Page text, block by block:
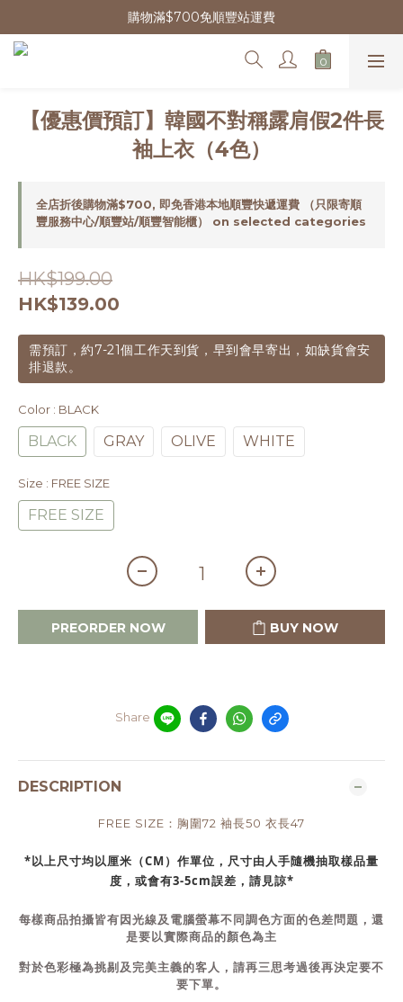
購物滿$700免順豐站運費
【優惠價預訂】韓國不對稱露肩假2件長
袖上衣（4色）
全店折後購物滿$700, 即免香港本地順豐快遞運費 （只限寄順
豐服務中心/順豐站/順豐智能櫃） on selected categories
HK$199.00
HK$139.00
需預訂，約7-21個工作天到貨，早到會早寄出，如缺貨會安
排退款。
Color : BLACK
BLACK GRAY OLIVE WHITE
Size : FREE SIZE
FREE SIZE
PREORDER NOW BUY NOW
Share
DESCRIPTION
FREE SIZE：胸圍72 袖長50 衣長47
*以上尺寸均以厘米（CM）作單位，尺寸由人手隨機抽取樣品量
度，或會有3-5cm誤差，請見諒*
每樣商品拍攝皆有因光線及電腦螢幕不同調色方面的色差問題，還
是要以實際商品的顏色為主
對於色彩極為挑剔及完美主義的客人，請再三思考過後再決定要不
要下單。